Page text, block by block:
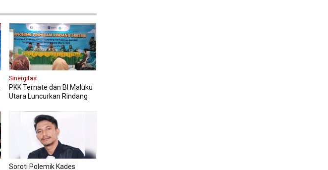
Sinergitas
PKK Ternate dan BI Maluku
Utara Luncurkan Rindang
Pangan
Soroti Polemik Kades